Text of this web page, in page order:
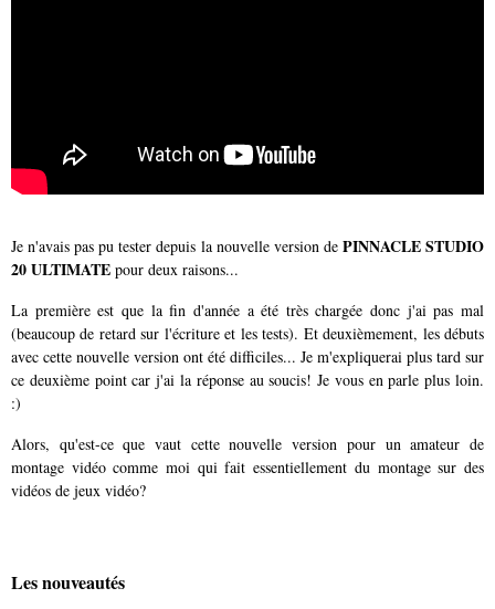
Je n'avais pas pu tester depuis la nouvelle version de PINNACLE STUDIO
20 ULTIMATE pour deux raisons...
La première est que la fin d'année a été très chargée donc j'ai pas mal
(beaucoup de retard sur l'écriture et les tests). Et deuxièmement, les débuts
avec cette nouvelle version ont été difficiles... Je m'expliquerai plus tard sur
ce deuxième point car j'ai la réponse au soucis! Je vous en parle plus loin.
:)
Alors, qu'est-ce que vaut cette nouvelle version pour un amateur de
montage vidéo comme moi qui fait essentiellement du montage sur des
vidéos de jeux vidéo?
Les nouveautés